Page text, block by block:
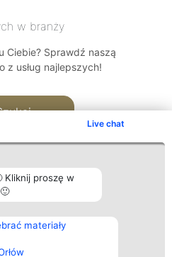
Live chat
Kliknij proszę w
materiały
w branży
Ciebie? Sprawdź naszą
z usług najlepszych!
Kontakt
Kontakt